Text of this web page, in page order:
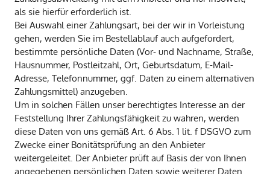
als sie hierfür erforderlich ist.
Bei Auswahl einer Zahlungsart, bei der wir in Vorleistung
gehen, werden Sie im Bestellablauf auch aufgefordert,
bestimmte persönliche Daten (Vor- und Nachname, Straße,
Hausnummer, Postleitzahl, Ort, Geburtsdatum, E-Mail-
Adresse, Telefonnummer, ggf. Daten zu einem alternativen
Zahlungsmittel) anzugeben.
Um in solchen Fällen unser berechtigtes Interesse an der
Feststellung Ihrer Zahlungsfähigkeit zu wahren, werden
diese Daten von uns gemäß Art. 6 Abs. 1 lit. f DSGVO zum
Zwecke einer Bonitätsprüfung an den Anbieter
weitergeleitet. Der Anbieter prüft auf Basis der von Ihnen
angegebenen persönlichen Daten sowie weiterer Daten